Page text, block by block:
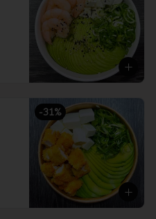
-31%